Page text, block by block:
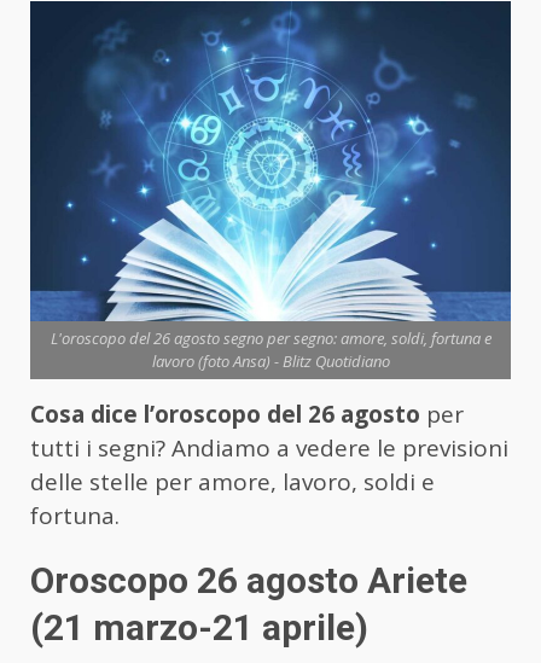
L'oroscopo del 26 agosto segno per segno: amore, soldi, fortuna e
lavoro (foto Ansa) - Blitz Quotidiano
Cosa dice l’oroscopo del 26 agosto per
tutti i segni? Andiamo a vedere le previsioni
delle stelle per amore, lavoro, soldi e
fortuna.
Oroscopo 26 agosto Ariete
(21 marzo-21 aprile)